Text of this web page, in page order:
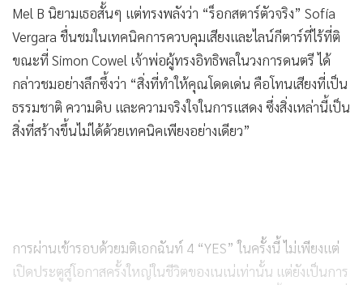
Mel B นิยามเธอสั้นๆ แต่ทรงพลังว่า “ร็อกสตาร์ตัวจริง” Sofía
Vergara ชื่นชมในเทคนิคการควบคุมเสียงและไลน์กีตาร์ที่ไร้ที่ติ
ขณะที่ Simon Cowel เจ้าพ่อผู้ทรงอิทธิพลในวงการดนตรี ได้
กล่าวชมอย่างลึกซึ้งว่า “สิ่งที่ทำให้คุณโดดเด่น คือโทนเสียงที่เป็น
ธรรมชาติ ความดิบ และความจริงใจในการแสดง ซึ่งสิ่งเหล่านี้เป็น
สิ่งที่สร้างขึ้นไม่ได้ด้วยเทคนิคเพียงอย่างเดียว”
การผ่านเข้ารอบด้วยมติเอกฉันท์ 4 “YES” ในครั้งนี้ ไม่เพียงแต่
เปิดประตูสู่โอกาสครั้งใหญ่ในชีวิตของเนเน่เท่านั้น แต่ยังเป็นการ